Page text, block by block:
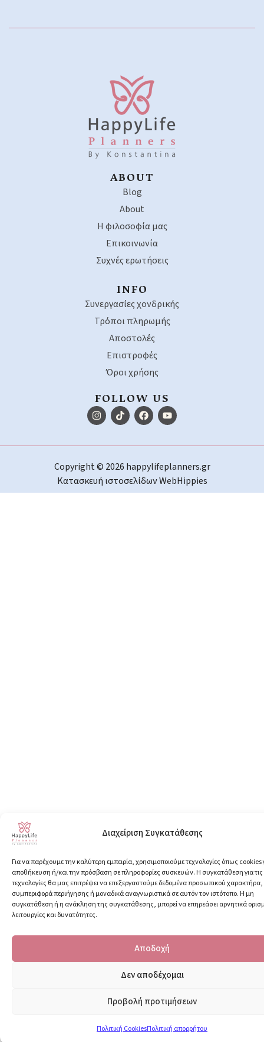
Διαχείριση Συγκατάθεσης
Για να παρέχουμε την καλύτερη εμπειρία, χρησιμοποιούμε τεχνολογίες όπως cookies
αποθήκευση ή/και την πρόσβαση σε πληροφορίες συσκευών. Η συγκατάθεση για
τεχνολογίες θα μας επιτρέψει να επεξεργαστούμε δεδομένα προσωπικού
συμπεριφορά περιήγησης ή μοναδικά αναγνωριστικά σε αυτόν τον ιστότοπο. Η μη
συγκατάθεση ή η ανάκληση της συγκατάθεσης, μπορεί να επηρεάσει αρνητικά
λειτουργίες και δυνατότητες.
Αποδοχή
Δεν αποδέχομαι
Προβολή προτιμήσεων
Πολιτική CookiesΠολιτική απορρήτου
ABOUT
Blog
About
Η φιλοσοφία μας
Επικοινωνία
Συχνές ερωτήσεις
INFO
Συνεργασίες χονδρικής
Τρόποι πληρωμής
Αποστολές
Επιστροφές
Όροι χρήσης
FOLLOW US
Copyright © 2026 happylifeplanners.gr
Κατασκευή ιστοσελίδωνWebHippies